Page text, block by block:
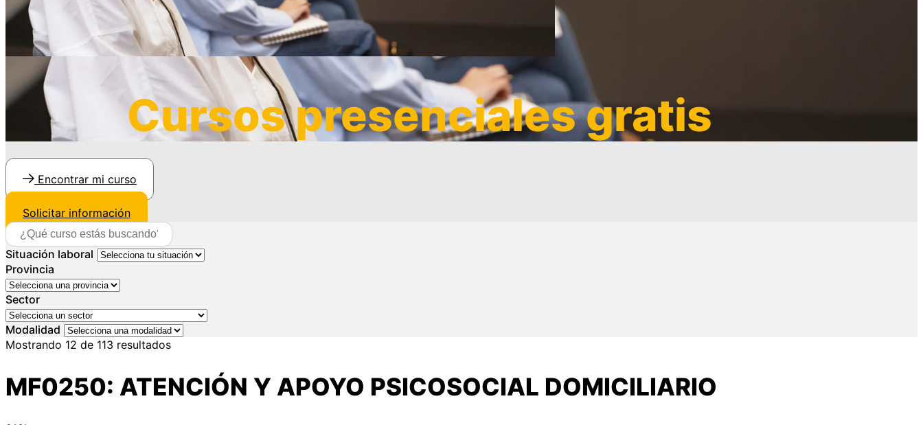
Cursos presenciales gratis
Encontrar mi curso
Solicitar información
Situación laboral
Provincia
Sector
Modalidad
Mostrando 12 de 113 resultados
MF0250: ATENCIÓN Y APOYO PSICOSOCIAL DOMICILIARIO